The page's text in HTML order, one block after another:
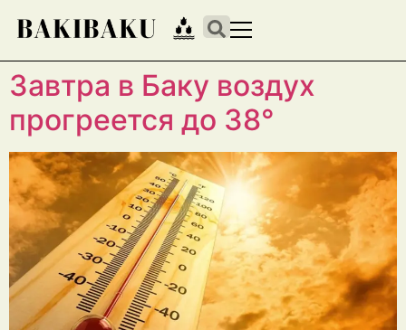
Завтра в Баку воздух
прогреется до 38°